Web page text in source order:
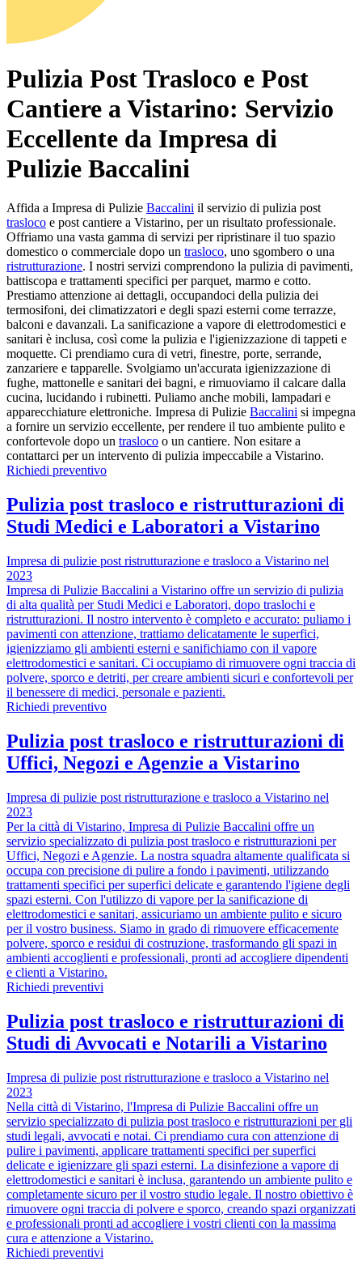
Pulizia Post Trasloco e Post
Cantiere a Vistarino: Servizio
Eccellente da Impresa di
Pulizie Baccalini
Affida a Impresa di Pulizie Baccalini il servizio di pulizia post
trasloco e post cantiere a Vistarino, per un risultato professionale.
Offriamo una vasta gamma di servizi per ripristinare il tuo spazio
domestico o commerciale dopo un trasloco, uno sgombero o una
ristrutturazione. I nostri servizi comprendono la pulizia di pavimenti,
battiscopa e trattamenti specifici per parquet, marmo e cotto.
Prestiamo attenzione ai dettagli, occupandoci della pulizia dei
termosifoni, dei climatizzatori e degli spazi esterni come terrazze,
balconi e davanzali. La sanificazione a vapore di elettrodomestici e
sanitari è inclusa, così come la pulizia e l'igienizzazione di tappeti e
moquette. Ci prendiamo cura di vetri, finestre, porte, serrande,
zanzariere e tapparelle. Svolgiamo un'accurata igienizzazione di
fughe, mattonelle e sanitari dei bagni, e rimuoviamo il calcare dalla
cucina, lucidando i rubinetti. Puliamo anche mobili, lampadari e
apparecchiature elettroniche. Impresa di Pulizie Baccalini si impegna
a fornire un servizio eccellente, per rendere il tuo ambiente pulito e
confortevole dopo un trasloco o un cantiere. Non esitare a
contattarci per un intervento di pulizia impeccabile a Vistarino.
Richiedi preventivo
Pulizia post trasloco e ristrutturazioni di
Studi Medici e Laboratori a Vistarino
Impresa di pulizie post ristrutturazione e trasloco a Vistarino nel
2023
Impresa di Pulizie Baccalini a Vistarino offre un servizio di pulizia
di alta qualità per Studi Medici e Laboratori, dopo traslochi e
ristrutturazioni. Il nostro intervento è completo e accurato: puliamo i
pavimenti con attenzione, trattiamo delicatamente le superfici,
igienizziamo gli ambienti esterni e sanifichiamo con il vapore
elettrodomestici e sanitari. Ci occupiamo di rimuovere ogni traccia di
polvere, sporco e detriti, per creare ambienti sicuri e confortevoli per
il benessere di medici, personale e pazienti.
Richiedi preventivo
Pulizia post trasloco e ristrutturazioni di
Uffici, Negozi e Agenzie a Vistarino
Impresa di pulizie post ristrutturazione e trasloco a Vistarino nel
2023
Per la città di Vistarino, Impresa di Pulizie Baccalini offre un
servizio specializzato di pulizia post trasloco e ristrutturazioni per
Uffici, Negozi e Agenzie. La nostra squadra altamente qualificata si
occupa con precisione di pulire a fondo i pavimenti, utilizzando
trattamenti specifici per superfici delicate e garantendo l'igiene degli
spazi esterni. Con l'utilizzo di vapore per la sanificazione di
elettrodomestici e sanitari, assicuriamo un ambiente pulito e sicuro
per il vostro business. Siamo in grado di rimuovere efficacemente
polvere, sporco e residui di costruzione, trasformando gli spazi in
ambienti accoglienti e professionali, pronti ad accogliere dipendenti
e clienti a Vistarino.
Richiedi preventivi
Pulizia post trasloco e ristrutturazioni di
Studi di Avvocati e Notarili a Vistarino
Impresa di pulizie post ristrutturazione e trasloco a Vistarino nel
2023
Nella città di Vistarino, l'Impresa di Pulizie Baccalini offre un
servizio specializzato di pulizia post trasloco e ristrutturazioni per gli
studi legali, avvocati e notai. Ci prendiamo cura con attenzione di
pulire i pavimenti, applicare trattamenti specifici per superfici
delicate e igienizzare gli spazi esterni. La disinfezione a vapore di
elettrodomestici e sanitari è inclusa, garantendo un ambiente pulito e
completamente sicuro per il vostro studio legale. Il nostro obiettivo è
rimuovere ogni traccia di polvere e sporco, creando spazi organizzati
e professionali pronti ad accogliere i vostri clienti con la massima
cura e attenzione a Vistarino.
Richiedi preventivi